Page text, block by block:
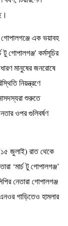
এক ভয়াবহ
টু গোপালগঞ্জ' কর্মসূচির
মানুষের জনরোষে
নিয়ন্ত্রণে
শুরুতে
ওপর গুলিবর্ষণ
জুলাই) রাত থেকে
‘মার্চ টু গোপালগঞ্জ’
নেতারা গোপালগঞ্জ
গাড়িতেও হামলার